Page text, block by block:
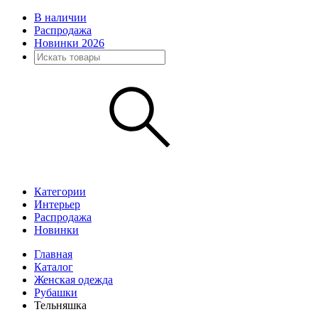
В наличии
Распродажа
Новинки 2026
Категории
Интерьер
Распродажа
Новинки
Главная
Каталог
Женская одежда
Рубашки
Тельняшка